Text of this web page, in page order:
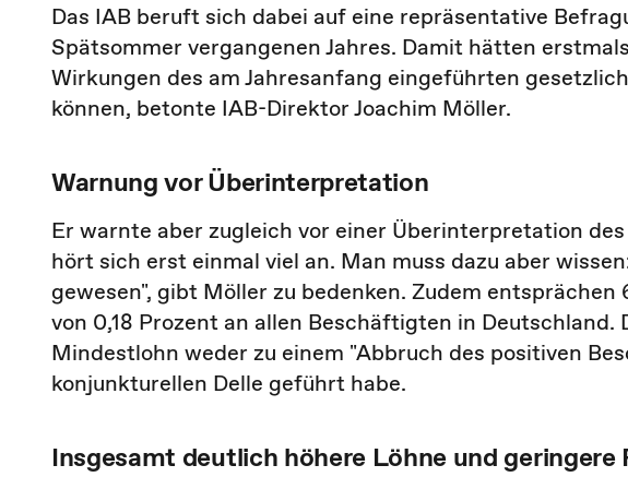
Das IAB beruft sich dabei auf eine repräsentative
Spätsommer vergangenen Jahres. Damit hätten
Wirkungen des am Jahresanfang eingeführten
können, betonte IAB-Direktor Joachim Möller.
Warnung vor Überinterpretation
Er warnte aber zugleich vor einer Überinterpretation
hört sich erst einmal viel an. Man muss dazu aber
gewesen", gibt Möller zu bedenken. Zudem
von 0,18 Prozent an allen Beschäftigten in Deutschland.
Mindestlohn weder zu einem "Abbruch des positiven
konjunkturellen Delle geführt habe.
Insgesamt deutlich höhere Löhne und